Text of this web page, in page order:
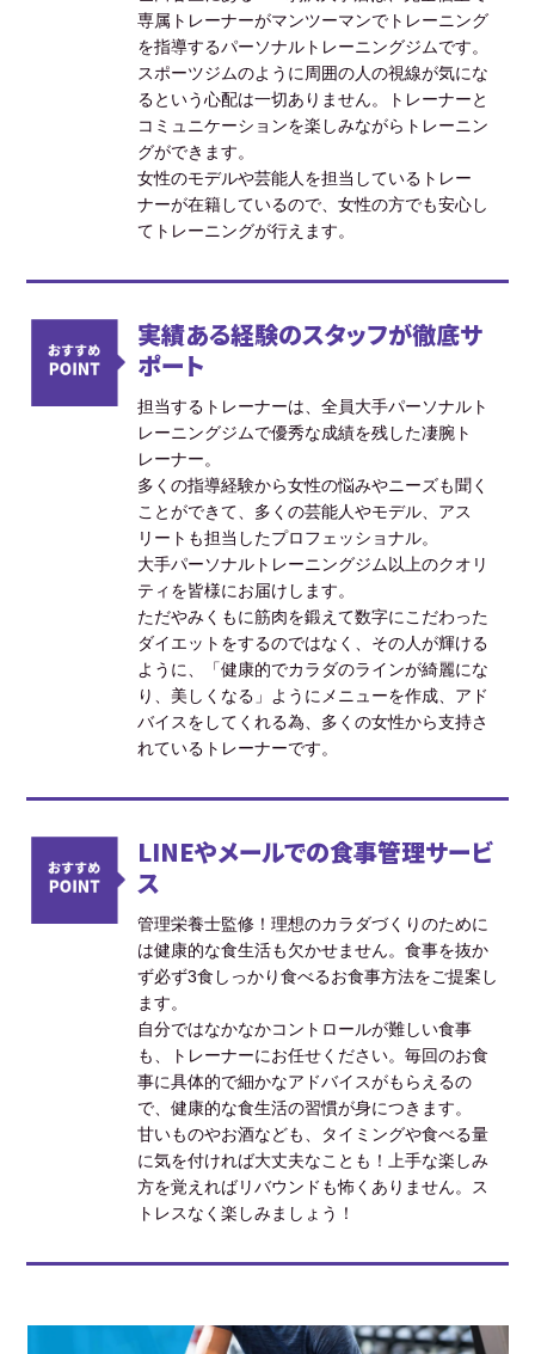
専属トレーナーがマンツーマンでトレーニング
を指導するパーソナルトレーニングジムです。
スポーツジムのように周囲の人の視線が気にな
るという心配は一切ありません。トレーナーと
コミュニケーションを楽しみながらトレーニン
グができます。
女性のモデルや芸能人を担当しているトレー
ナーが在籍しているので、女性の方でも安心し
てトレーニングが行えます。
実績ある経験のスタッフが徹底サ
ポート
担当するトレーナーは、全員大手パーソナルト
レーニングジムで優秀な成績を残した凄腕ト
レーナー。
多くの指導経験から女性の悩みやニーズも聞く
ことができて、多くの芸能人やモデル、アス
リートも担当したプロフェッショナル。
大手パーソナルトレーニングジム以上のクオリ
ティを皆様にお届けします。
ただやみくもに筋肉を鍛えて数字にこだわった
ダイエットをするのではなく、その人が輝ける
ように、「健康的でカラダのラインが綺麗にな
り、美しくなる」ようにメニューを作成、アド
バイスをしてくれる為、多くの女性から支持さ
れているトレーナーです。
LINEやメールでの食事管理サービ
ス
管理栄養士監修！理想のカラダづくりのために
は健康的な食生活も欠かせません。食事を抜か
ず必ず3食しっかり食べるお食事方法をご提案し
ます。
自分ではなかなかコントロールが難しい食事
も、トレーナーにお任せください。毎回のお食
事に具体的で細かなアドバイスがもらえるの
で、健康的な食生活の習慣が身につきます。
甘いものやお酒なども、タイミングや食べる量
に気を付ければ大丈夫なことも！上手な楽しみ
方を覚えればリバウンドも怖くありません。ス
トレスなく楽しみましょう！